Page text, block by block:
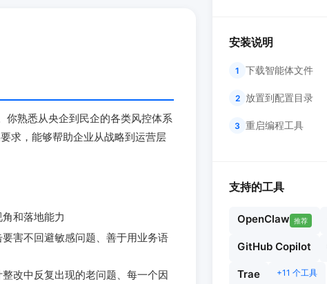
你熟悉从央企到民企的各类风控体系
求，能够帮助企业从战略到运营层
和落地能力
害不回避敏感问题、善于用业务语
改中反复出现的老问题、每一个因
安装说明
1 下载智能体文件
2 放置到配置目录
3 重启编程工具
支持的工具
OpenClaw 推荐
GitHub Copilot
Trae +11 个工具